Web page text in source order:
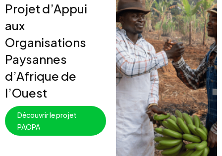
Projet d’Appui
aux
Organisations
Paysannes
d’Afrique de
l’Ouest
Découvrir le projet
PAOPA